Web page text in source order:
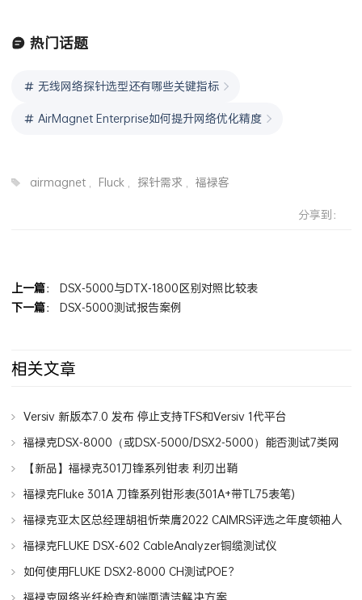
热门话题
无线网络探针选型还有哪些关键指标
AirMagnet Enterprise如何提升网络优化精度
airmagnet, Fluck, 探针需求 , 福禄客
分享到：
上一篇： DSX-5000与DTX-1800区别对照比较表
下一篇： DSX-5000测试报告案例
相关文章
Versiv 新版本7.0 发布 停止支持TFS和Versiv 1代平台
福禄克DSX-8000（或DSX-5000/DSX2-5000）能否测试7类网
线7A类网线？
【新品】福禄克301刀锋系列钳表 利刃出鞘
福禄克Fluke 301A 刀锋系列钳形表(301A+带TL75表笔)
福禄克亚太区总经理胡祖忻荣膺2022 CAIMRS评选之年度领袖人
福禄克FLUKE DSX-602 CableAnalyzer铜缆测试仪
如何使用FLUKE DSX2-8000 CH测试POE？